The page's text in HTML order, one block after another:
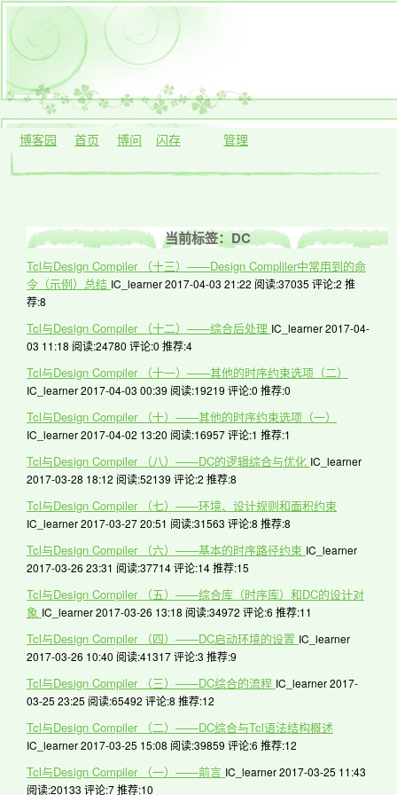
博客园 首页 博问 闪存 管理
当前标签：DC
Tcl与Design Compiler （十三）——Design Compliler中常用到的命
令（示例）总结 IC_learner 2017-04-03 21:22 阅读:37035 评论:2 推
荐:8
Tcl与Design Compiler （十二）——综合后处理 IC_learner 2017-04-
03 11:18 阅读:24780 评论:0 推荐:4
Tcl与Design Compiler （十一）——其他的时序约束选项（二）
IC_learner 2017-04-03 00:39 阅读:19219 评论:0 推荐:0
Tcl与Design Compiler （十）——其他的时序约束选项（一）
IC_learner 2017-04-02 13:20 阅读:16957评论:1 推荐:1
Tcl与Design Compiler （八）——DC的逻辑综合与优化 IC_learner
2017-03-28 18:12 阅读:52139 评论:2 推荐:8
Tcl与Design Compiler （七）——环境、设计规则和面积约束
IC_learner 2017-03-27 20:51 阅读:31563 评论:8 推荐:8
Tcl与Design Compiler （六）——基本的时序路径约束 IC_learner
2017-03-26 23:31 阅读:37714评论:14推荐:15
Tcl与Design Compiler （五）——综合库（时序库）和DC的设计对
象 IC_learner 2017-03-26 13:18 阅读:34972 评论:6 推荐:11
Tcl与Design Compiler （四）——DC启动环境的设置 IC_learner
2017-03-26 10:40 阅读:41317评论:3 推荐:9
Tcl与Design Compiler （三）——DC综合的流程 IC_learner 2017-
03-25 23:25 阅读:65492 评论:8 推荐:12
Tcl与Design Compiler （二）——DC综合与Tcl语法结构概述
IC_learner 2017-03-25 15:08 阅读:39859 评论:6 推荐:12
Tcl与Design Compiler （一）——前言 IC_learner 2017-03-25 11:43
阅读:20133 评论:7推荐:10